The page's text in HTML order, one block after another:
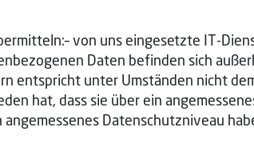
von uns eingesetzte IT-
Daten befinden sich
entspricht unter Umständen nicht
hat, dass sie über ein
Datenschutzniveau